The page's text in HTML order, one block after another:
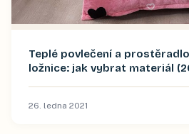
Teplé povlečení a
ložnice: jak vybrat materiál
26. ledna 2021